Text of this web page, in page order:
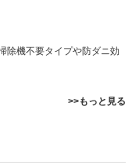
除機不要タイプや防ダニ効
>>もっと見る